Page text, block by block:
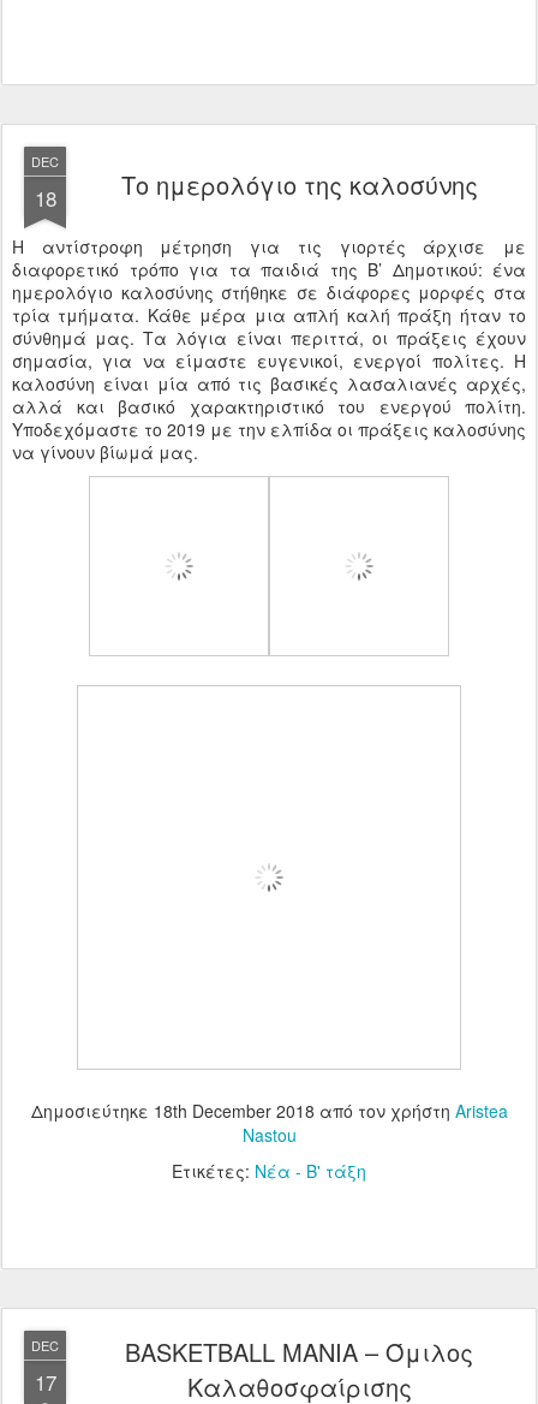
DEC
18 Το ημερολόγιο της καλοσύνης
Η αντίστροφη μέτρηση για τις γιορτές άρχισε με
διαφορετικό τρόπο για τα παιδιά της Β’ Δημοτικού: ένα
ημερολόγιο καλοσύνης στήθηκε σε διάφορες μορφές στα
τρία τμήματα. Κάθε μέρα μια απλή καλή πράξη ήταν το
σύνθημά μας. Τα λόγια είναι περιττά, οι πράξεις έχουν
σημασία, για να είμαστε ευγενικοί, ενεργοί πολίτες. Η
καλοσύνη είναι μία από τις βασικές λασαλιανές αρχές,
αλλά και βασικό χαρακτηριστικό του ενεργού πολίτη.
Υποδεχόμαστε το 2019 με την ελπίδα οι πράξεις καλοσύνης
να γίνουν βίωμά μας.
Δημοσιεύτηκε 18th December 2018 από τον χρήστη Aristea
Nastou
Ετικέτες: Νέα - Β' τάξη
DEC
17
BASKETBALL ΜΑΝΙΑ – Όμιλος
Καλαθοσφαίρισης